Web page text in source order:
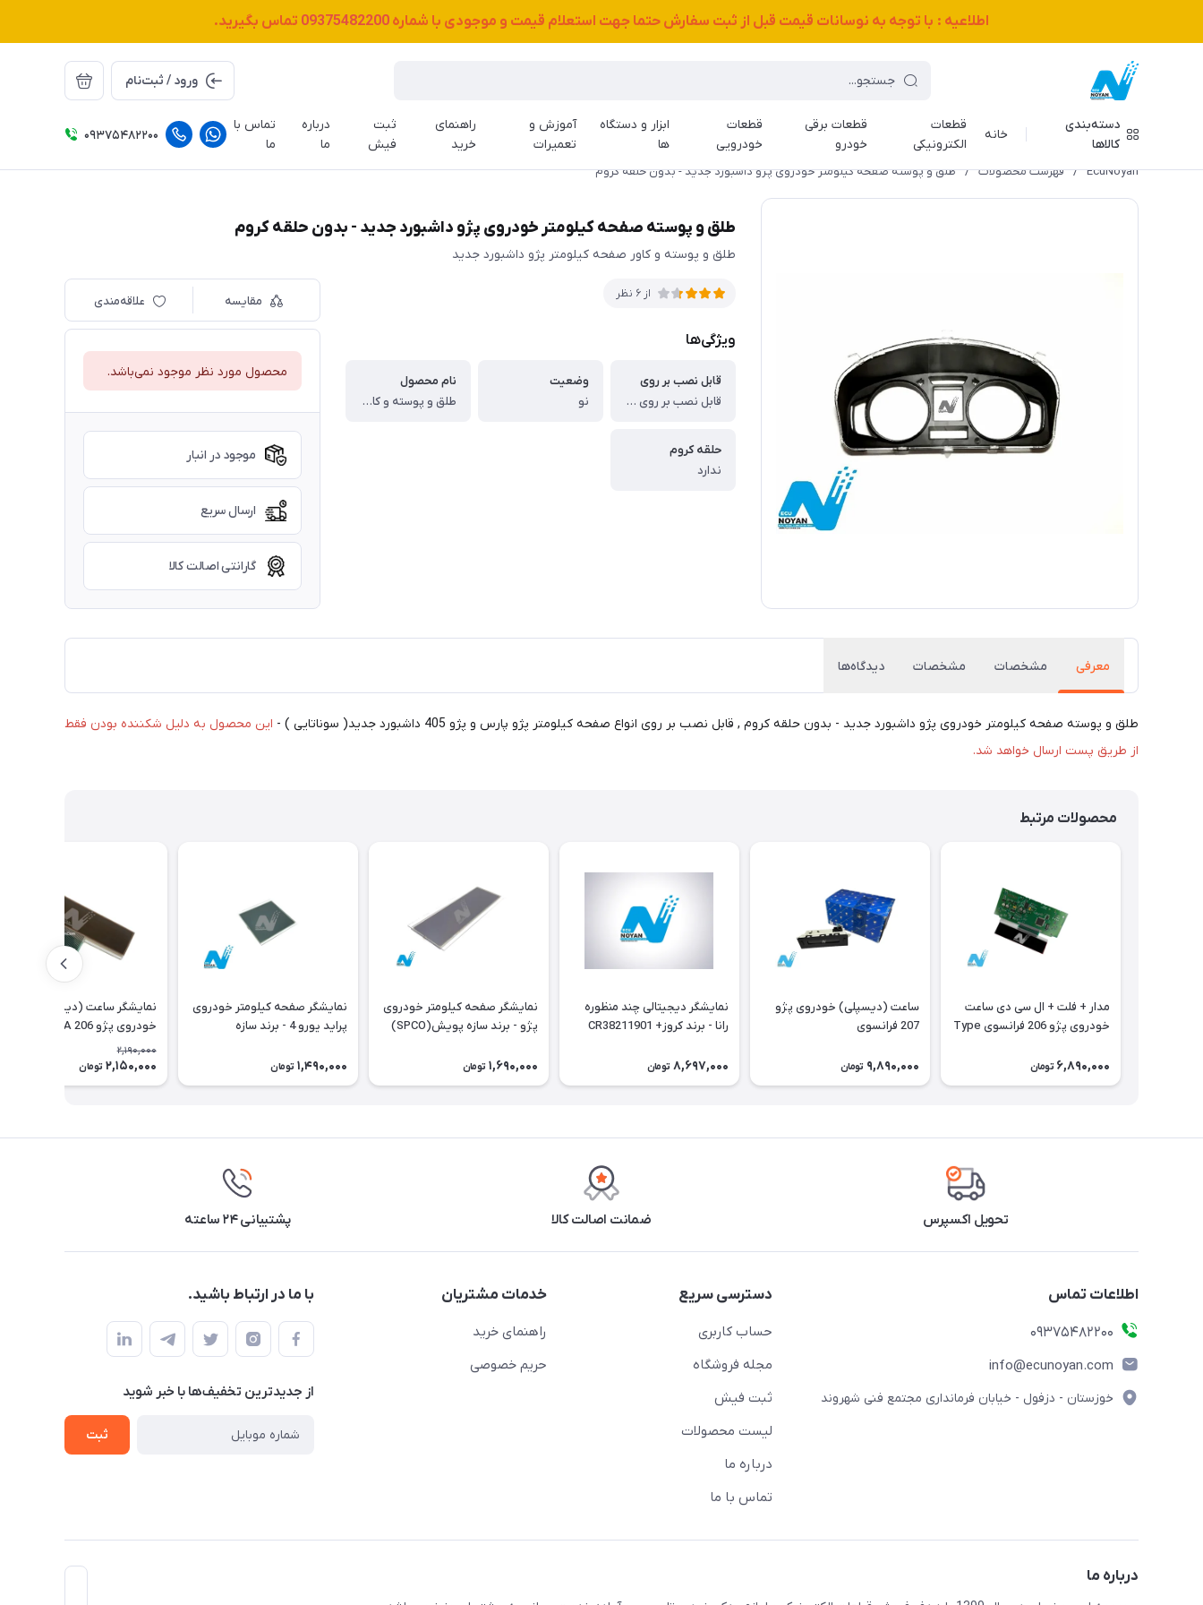
اطلاعیه : با توجه به نوسانات قیمت قبل از ثبت سفارش حتما جهت استعلام قیمت و موجودی با شماره 09375482200 تماس بگیرید.
ورود / ثبت‌نام
دسته‌بندی
کالاها
خانه
قطعات
الکترونیکی
قطعات برقی
خودرو
قطعات
خودرویی
ابزار و دستگاه
ها
آموزش و
تعمیرات
راهنمای
خرید
ثبت
فیش
درباره
ما
تماس با
ما
09375482200
EcuNoyan
/ فهرست محصولات / طلق و پوسته صفحه کیلومتر خودروی پژو داشبورد جدید - بدون حلقه کروم
طلق و پوسته صفحه کیلومتر خودروی پژو داشبورد جدید - بدون حلقه کروم
طلق و پوسته و کاور صفحه کیلومتر پژو داشبورد جدید
از 6 نظر
ویژگی‌ها
قابل نصب بر روی
قابل نصب بر روی انواع صفحه کیلومتر پژو پارس و پژو 405 داشبورد جدید( سوناتایی )
وضعیت
نو
نام محصول
طلق و پوسته و کاور صفحه کیلومتر پژو داشبورد جدید
حلقه کروم
ندارد
مقایسه علاقه‌مندی
محصول مورد نظر موجود نمی‌باشد.
موجود در انبار
ارسال سریع
گارانتی اصالت کالا
معرفی مشخصات مشخصات دیدگاه‌ها
طلق و پوسته صفحه کیلومتر خودروی پژو داشبورد جدید - بدون حلقه کروم , قابل نصب بر روی انواع صفحه کیلومتر پژو پارس و پژو 405 داشبورد جدید( سوناتایی ) -
این محصول به دلیل شکننده بودن فقط
از طریق پست ارسال خواهد شد.
محصولات مرتبط
مدار + فلت + ال سی دی ساعت
خودروی پژو 206 فرانسوی Type
6,890,000 تومان
ساعت (دیسپلی) خودروی پژو
207 فرانسوی
9,890,000 تومان
نمایشگر دیجیتالی چند منظوره
رانا - برند کروز+ CR38211901
8,697,000 تومان
نمایشگر صفحه کیلومتر خودروی
پژو - برند سازه پویش(SPCO)
1,690,000 تومان
نمایشگر صفحه کیلومتر خودروی
پراید یورو 4 - برند سازه
1,490,000 تومان
نمایشگر ساعت (دیسپلی)
اورجینال
2,190,000
2,150,000 تومان
تحویل اکسپرس ضمانت اصالت کالا پشتیبانی ۲۴ ساعته
اطلاعات تماس
09375482200
info@ecunoyan.com
خوزستان - دزفول - خیابان فرمانداری مجتمع فنی شهروند
دسترسی سریع
حساب کاربری
مجله فروشگاه
ثبت فیش
لیست محصولات
درباره ما
تماس با ما
خدمات مشتریان
راهنمای خرید
حریم خصوصی
با ما در ارتباط باشید.
از جدید‌ترین تخفیف‌ها با‌ خبر شوید
ثبت
درباره ما